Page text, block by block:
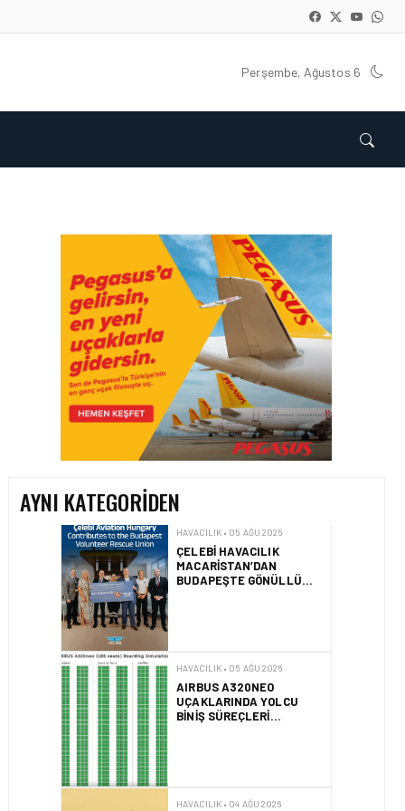
Perşembe, Ağustos 6
AYNI KATEGORIDEN
HAVACILIK • 05 AĞU 2026
YAKIT MALIYETLERINDEKI
YÜZDE 46’LIK ARTIŞA
KARŞI HANGI ÖNLEMLER
ALINIYOR?
HAVACILIK • 05 AĞU 2026
ÇELEBI HAVACILIK
MACARISTAN’DAN
BUDAPEŞTE GÖNÜLLÜ
KURTARMA BIRLIĞI’NE
ANLAMLI DESTEK!
AIRBUS A320NEO
UÇAKLARINDA YOLCU
BINIŞ SÜREÇLERI
SIMÜLASYONLA TEST
ENÇOK KUŞ ÇARPMA
OLAYINI RAPOR ETTI